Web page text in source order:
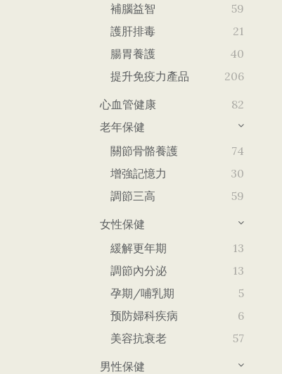
補腦益智
59
護肝排毒
21
腸胃養護
40
提升免疫力產品
206
心血管健康
82
老年保健
關節骨骼養護
74
增強記憶力
30
調節三高
59
女性保健
緩解更年期
13
調節內分泌
13
孕期/哺乳期
5
预防婦科疾病
6
美容抗衰老
57
男性保健